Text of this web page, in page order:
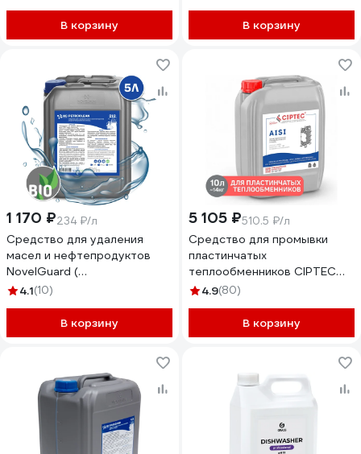
В корзину
В корзину
1 170 ₽234 ₽/л
Средство для удаления
масел и нефтепродуктов
NovelGuard (
индустриальный
PetroClean 12120005
4.1(10)
В корзину
5 105 ₽510.5 ₽/л
Средство для промывки
пластинчатых
теплообменников CIPTEC
AISI 10 л (14 кг) ciptecaisi10
4.9(80)
В корзину